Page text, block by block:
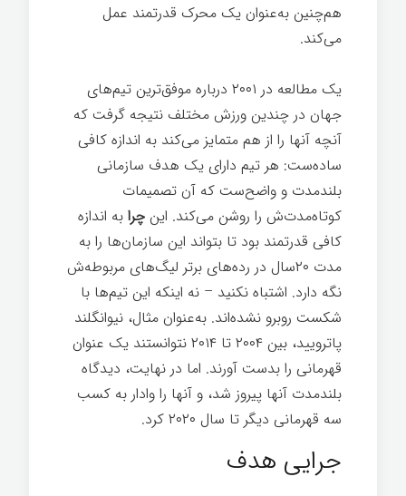
هم‌چنین به‌عنوان یک محرک قدرتمند عمل
می‌کند.
یک مطالعه در ۲۰۰۱ درباره موفق‌ترین تیم‌های
جهان در چندین ورزش مختلف نتیجه گرفت که
آنچه آنها را از هم متمایز می‌کند به اندازه کافی
ساده‌ست: هر تیم دارای یک هدف سازمانی
بلندمدت و واضح‌ست که آن تصمیمات
کوتاه‌مدت‌ش را روشن می‌کند. این چرا به اندازه
کافی قدرتمند بود تا بتواند این سازمان‌ها را به
مدت ۲۰سال در رده‌های برتر لیگ‌های مربوطه‌ش
نگه دارد. اشتباه نکنید – نه اینکه این تیم‌ها با
شکست روبرو نشده‌اند. به‌عنوان مثال، نیوانگلند
پاترویید، بین ۲۰۰۴ تا ۲۰۱۴ نتوانستند یک عنوان
قهرمانی را بدست آورند. اما در نهایت، دیدگاه
بلندمدت آنها پیروز شد، و آنها را وادار به کسب
سه قهرمانی دیگر تا سال ۲۰۲۰ کرد.
جرایی هدف